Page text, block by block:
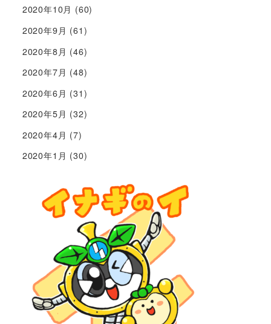
2020年10月 (60)
2020年9月 (61)
2020年8月 (46)
2020年7月 (48)
2020年6月 (31)
2020年5月 (32)
2020年4月 (7)
2020年1月 (30)